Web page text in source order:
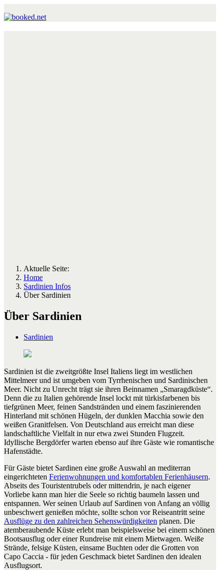
Aktuelle Seite:
Home
Sardinien Infos
Über Sardinien
Über Sardinien
Sardinien
Sardinien ist die zweitgrößte Insel Italiens liegt im westlichen
Mittelmeer und ist umgeben vom Tyrrhenischen und Sardinischen
Meer. Nicht zu Unrecht trägt sie ihren Beinnamen „Smaragdküste“.
Denn die zu Italien gehörende Insel lockt mit türkisfarbenen bis
tiefgrünen Meer, feinen Sandstränden und einem faszinierenden
Hinterland mit schönen Hügeln, der dunklen Macchia sowie den
weißen Granitfelsen. Von Deutschland aus erreicht man diese
landschaftliche Vielfalt in nur etwa zwei Stunden Flugzeit.
Idyllische Bergdörfer warten ebenso auf ihre Gäste wie romantische
Hafenstädte.
Für Gäste bietet Sardinen eine große Auswahl an mediterran
eingerichteten Ferienwohnungen und komfortablen Ferienhäusern.
Abseits des Touristentrubels oder mittendrin, je nach eigener
Vorliebe kann man hier die Seele so richtig baumeln lassen und
entspannen. Wer seinen Urlaub auf Sardinen von Anfang an völlig
unbeschwert genießen möchte, sollte schon vor Reiseantritt seine
Ausflüge zu den zahlreichen Sehenswürdigkeiten planen. Die
atemberaubende Küste erlebt man beispielsweise bei einem schönen
Bootsausflug oder einer Rundreise mit einem Mietwagen. Weiße
Strände, felsige Küsten, einsame Buchten oder die Grotten von
Capo Caccia - für jeden Geschmack bietet Sardinen den idealen
Ausflugsort.